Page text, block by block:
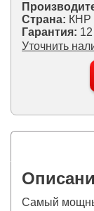
Страна: КНР
Гарантия:
Уточнить
Самый